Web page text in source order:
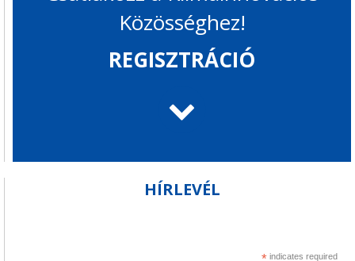
Közösséghez!
REGISZTRÁCIÓ
HÍRLEVÉL
indicates required